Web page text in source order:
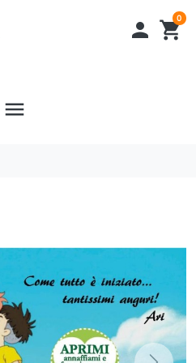
 shopping_cart
0
menu